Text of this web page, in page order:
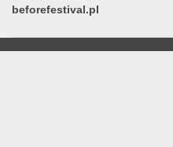
beforefestival.pl